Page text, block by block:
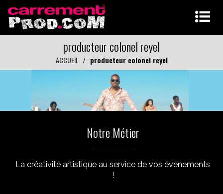
producteur colonel reyel
ACCUEIL producteur colonel reyel
Notre Métier
La créativité artistique au service de vos événements
!